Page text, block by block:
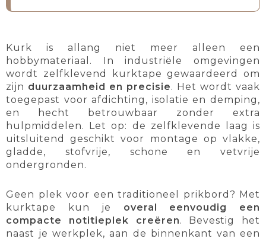
Kurk is allang niet meer alleen een
hobbymateriaal. In industriële omgevingen
wordt zelfklevend kurktape gewaardeerd om
zijn duurzaamheid en precisie. Het wordt vaak
toegepast voor afdichting, isolatie en demping,
en hecht betrouwbaar zonder extra
hulpmiddelen. Let op: de zelfklevende laag is
uitsluitend geschikt voor montage op vlakke,
gladde, stofvrije, schone en vetvrije
ondergronden.
Geen plek voor een traditioneel prikbord? Met
kurktape kun je overal eenvoudig een
compacte notitieplek creëren. Bevestig het
naast je werkplek, aan de binnenkant van een